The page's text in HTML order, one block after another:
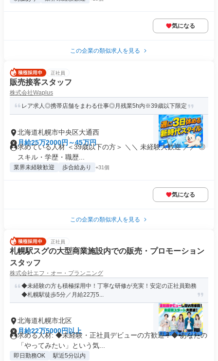
気になる
この企業の類似求人を見る
正社員
販売接客スタッフ
株式会社Waplus
レア求人◎携帯店舗をまわる仕事◎月残業5h内※39歳以下限定
北海道札幌市中央区大通西
月給25万2000円～45万円
求めている人材 ＜39歳以下の方＞ ＼＼ 未経験大歓迎 ／／ ◎
スキル・学歴・職歴...
業界未経験歓迎 歩合給あり +31個
気になる
この企業の類似求人を見る
正社員
札幌駅スグの大型商業施設内での販売・プロモーション
スタッフ
株式会社エフ・オー・プランニング
◆未経験の方も積極採用中！丁寧な研修が充実！安定の正社員勤務
◆札幌駅徒歩5分／月給22万5...
北海道札幌市北区
月給22万5000円以上
求める人材: ◆未経験・正社員デビューの方歓迎！◆ あなたの
「やってみたい」という気...
即日勤務OK 駅近5分以内